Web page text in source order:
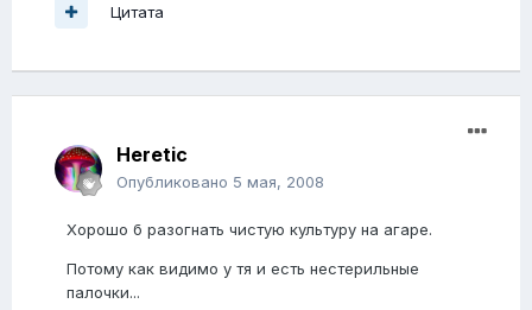
Цитата
Heretic
Опубликовано 5 мая, 2008
Хорошо б разогнать чистую культуру на агаре.
Потому как видимо у тя и есть нестерильные
палочки...